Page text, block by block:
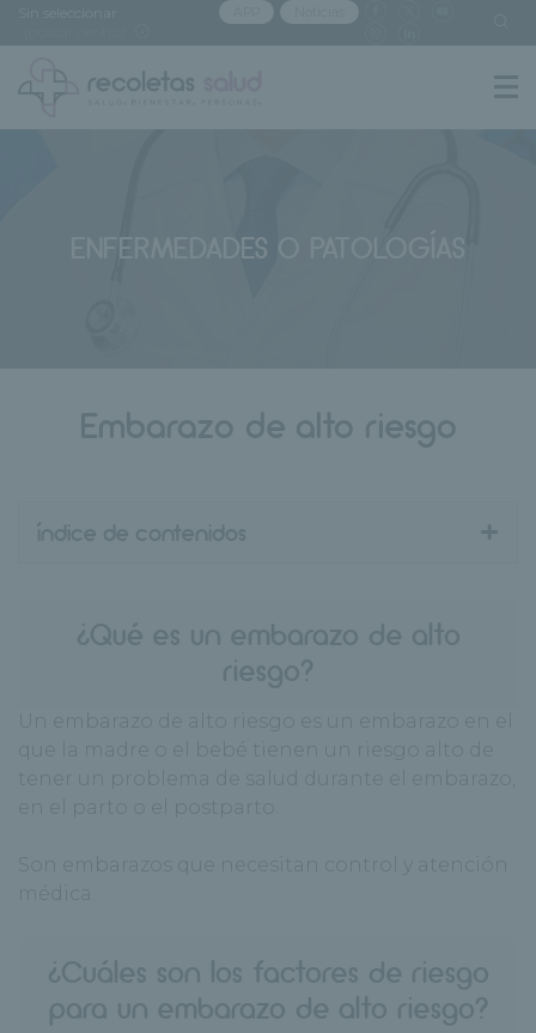
ENFERMEDADES O PATOLOGÍAS
Embarazo de alto riesgo
Un embarazo de alto riesgo es un embarazo en el
que la madre o el bebé tienen un riesgo alto de
tener un problema de salud durante el embarazo,
en el parto o el postparto.
Son embarazos que necesitan control y atención
médica.